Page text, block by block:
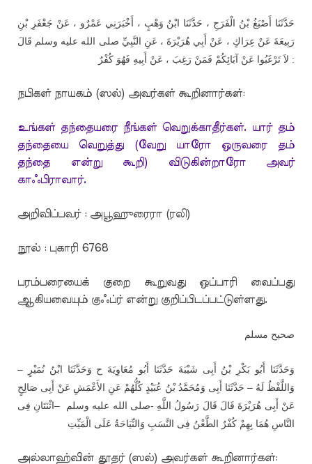
حَدَّثَنَا أَصْبَغُ بْنُ الْفَرَجِ ، حَدَّثَنَا ابْنُ وَهْبٍ ، أَخْبَرَنِي عَمْرٌو ، عَنْ جَعْفَرِ بْنِ
رَبِيعَةَ عَنْ عِرَاكٍ ، عَنْ أَبِي هُرَيْرَةَ ، عَنِ النَّبِيِّ صلى الله عليه وسلم قَالَ
: لاَ تَرْغَبُوا عَنْ آبَائِكُمْ فَمَنْ رَغِبَ ، عَنْ أَبِيهِ فَهُوَ كُفْرٌ
நபிகள் நாயகம் (ஸல்) அவர்கள் கூறினார்கள்:
உங்கள் தந்தையரை நீங்கள் வெறுக்காதீர்கள். யார் தம்
தந்தையை வெறுத்து (வேறு யாரோ ஒருவரை தம்
தந்தை என்று கூறி) விடுகின்றாரோ அவர்
காஃபிராவார்.
அறிவிப்பவர் : அபூஹுரைரா (ரலி)
நூல் : புகாரி 6768
பரம்பரையைக் குறை கூறுவது ஒப்பாரி வைப்பது
ஆகியவையும் குஃப்ர் என்று குறிப்பிடப்பட்டுள்ளது.
صحيح مسلم
وَحَدَّثَنَا أَبُو بَكْرِ بْنُ أَبِى شَيْبَةَ حَدَّثَنَا أَبُو مُعَاوِيَةَ ح وَحَدَّثَنَا ابْنُ نُمَيْرٍ –
وَاللَّفْظُ لَهُ – حَدَّثَنَا أَبِى وَمُحَمَّدُ بْنُ عُبَيْدٍ كُلُّهُمْ عَنِ الأَعْمَشِ عَنْ أَبِى صَالِحٍ
عَنْ أَبِى هُرَيْرَةَ قَالَ قَالَ رَسُولُ اللَّهِ -صلى الله عليه وسلم
–اثْنَتَانِ فِى
النَّاسِ هُمَا بِهِمْ كُفْرٌ الطَّعْنُ فِى النَّسَبِ وَالنِّيَاحَةُ عَلَى الْمَيِّتِ
அல்லாஹ்வின் தூதர் (ஸல்) அவர்கள் கூறினார்கள்: